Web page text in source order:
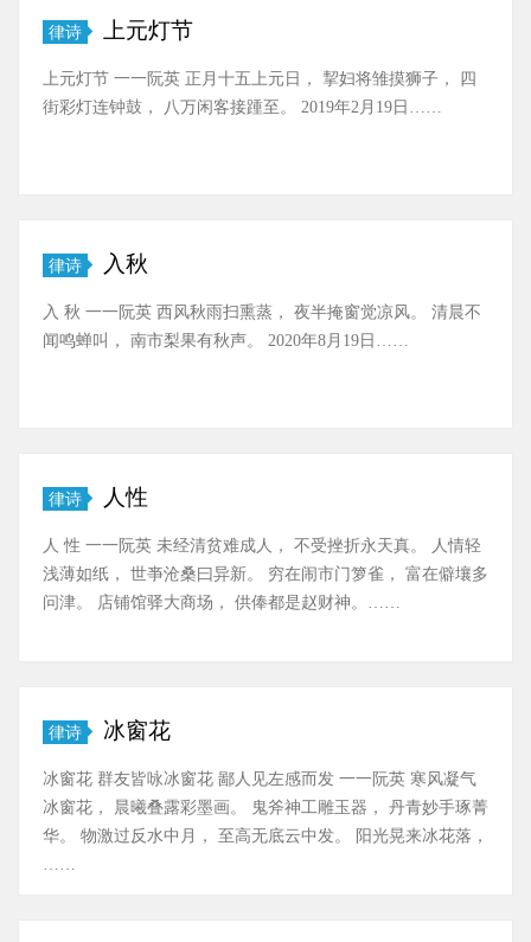
律诗 上元灯节
上元灯节 一一阮英 正月十五上元日， 挈妇将雏摸狮子， 四
街彩灯连钟鼓， 八万闲客接踵至。 2019年2月19日……
律诗 入秋
入 秋 一一阮英 西风秋雨扫熏蒸， 夜半掩窗觉凉风。 清晨不
闻鸣蝉叫， 南市梨果有秋声。 2020年8月19日……
律诗 人性
人 性 一一阮英 未经清贫难成人， 不受挫折永天真。 人情轻
浅薄如纸， 世亊沧桑曰异新。 穷在闹市门箩雀， 富在僻壤多
问津。 店铺馆驿大商场， 供俸都是赵财神。……
律诗 冰窗花
冰窗花 群友皆咏冰窗花 鄙人见左感而发 一一阮英 寒风凝气
冰窗花， 晨曦叠露彩墨画。 鬼斧神工雕玉器， 丹青妙手琢菁
华。 物激过反水中月， 至高无底云中发。 阳光晃来冰花落，